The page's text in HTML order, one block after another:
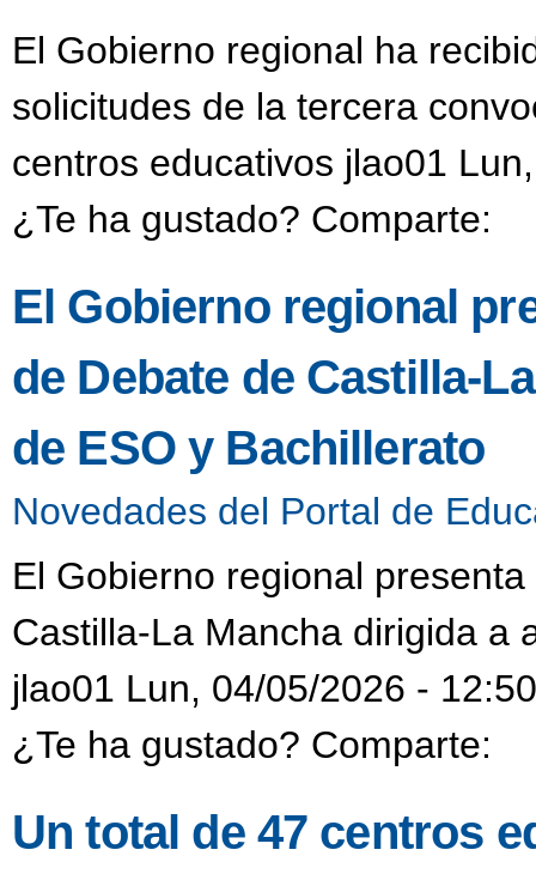
El Gobierno regional ha
solicitudes de la tercera
centros educativos jlao01
¿Te ha gustado? Comparte:
El Gobierno regional
de Debate de Castilla-
de ESO y Bachillerato
Novedades del Portal de
El Gobierno regional
Castilla-La Mancha dirigida a
jlao01 Lun, 04/05/2026 - 12:50
¿Te ha gustado? Comparte:
Un total de 47 centros